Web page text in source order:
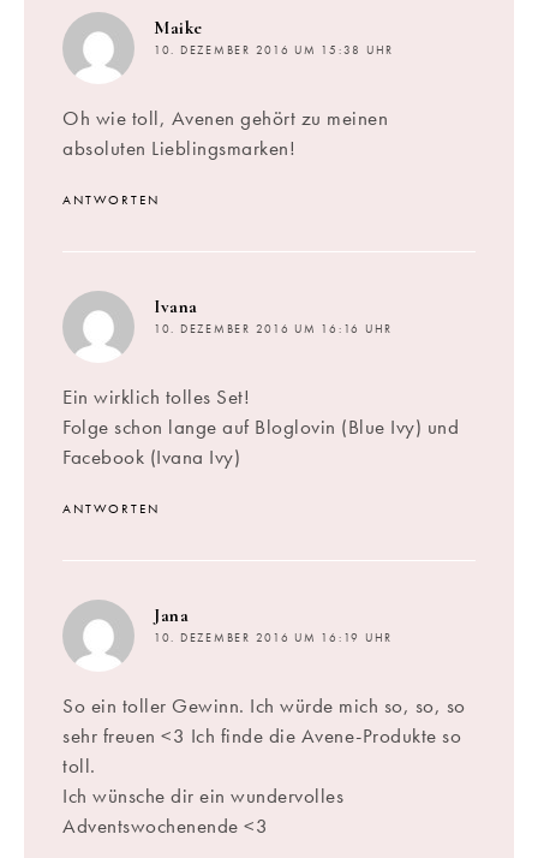
Maike
10. DEZEMBER 2016 UM 15:38 UHR
Oh wie toll, Avenen gehört zu meinen
absoluten Lieblingsmarken!
ANTWORTEN
Ivana
10. DEZEMBER 2016 UM 16:16 UHR
Ein wirklich tolles Set!
Folge schon lange auf Bloglovin (Blue Ivy) und
Facebook (Ivana Ivy)
ANTWORTEN
Jana
10. DEZEMBER 2016 UM 16:19 UHR
So ein toller Gewinn. Ich würde mich so, so, so
sehr freuen <3 Ich finde die Avene-Produkte so
toll.
Ich wünsche dir ein wundervolles
Adventswochenende <3